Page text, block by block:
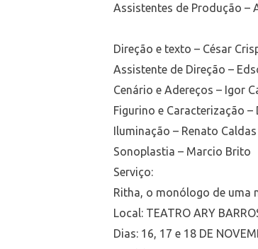
Assistentes de Produção
Direção e texto – César
Assistente de Direção –
Cenário e Adereços – Igor
Figurino e Caracterização –
Iluminação – Renato Caldas
Sonoplastia – Marcio Brito
Serviço:
Ritha, o monólogo de uma
Local: TEATRO ARY
Dias: 16, 17 e 18 DE